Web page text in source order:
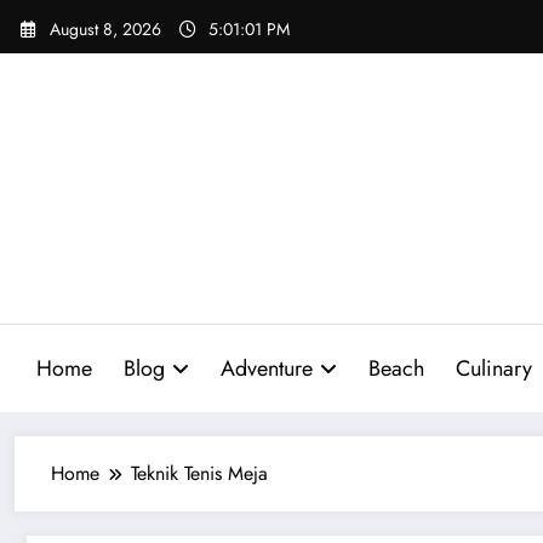
Skip
August 8, 2026 5:01:02 PM
Home Blog Adventure Beach Culinary
Home Teknik Tenis Meja